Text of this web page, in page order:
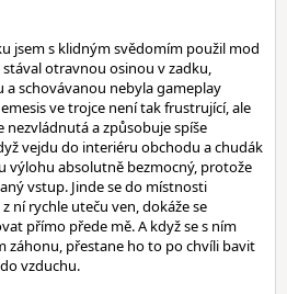
jsem s klidným svědomím použil mod
otravnou osinou v zadku,
schovávanou nebyla gameplay
ve trojce není tak frustrující, ale
a způsobuje spíše
vejdu do interiéru obchodu a chudák
výlohu absolutně bezmocný, protože
vstup. Jinde se do místnosti
ní rychle uteču ven, dokáže se
přímo přede mě. A když se s ním
záhonu, přestane ho to po chvíli bavit
vzduchu.